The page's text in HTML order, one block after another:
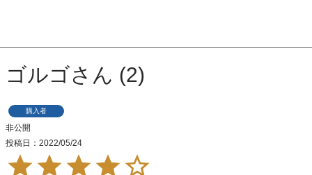
ゴルゴ 2
購入者
非公開
投稿日
2022/05/24